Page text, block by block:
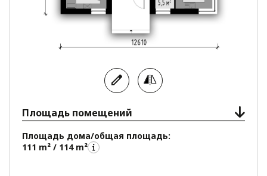
Площадь помещений
Площадь дома/общая площадь:
111 m² / 114 m²